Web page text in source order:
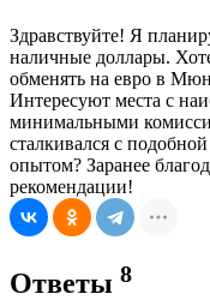
Здравствуйте! Я
наличные доллары.
обменять на евро в
Интересуют места с
минимальными
сталкивался с
опытом? Заранее
рекомендации!
Ответы 8